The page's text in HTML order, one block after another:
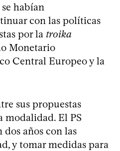
habían
con las políticas
por la troika
Monetario
Central Europeo y la
sus propuestas
modalidad. El PS
años con las
y tomar medidas para